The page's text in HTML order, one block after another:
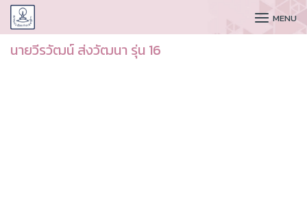
CUDAA MENU
นายวีรวัฒน์ ส่งวัฒนา รุ่น 16